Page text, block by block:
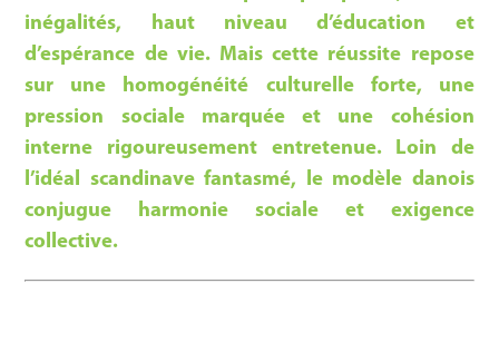
inégalités, haut niveau d’éducation et
d’espérance de vie. Mais cette réussite repose
sur une homogénéité culturelle forte, une
pression sociale marquée et une cohésion
interne rigoureusement entretenue. Loin de
l’idéal scandinave fantasmé, le modèle danois
conjugue harmonie sociale et exigence
collective.